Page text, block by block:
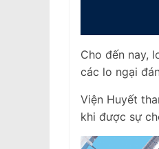
Cho đến nay,
các lo ngại
Viện Huyết
khi được sự